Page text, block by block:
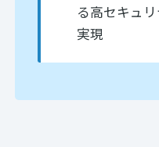
る高セキュ
実現